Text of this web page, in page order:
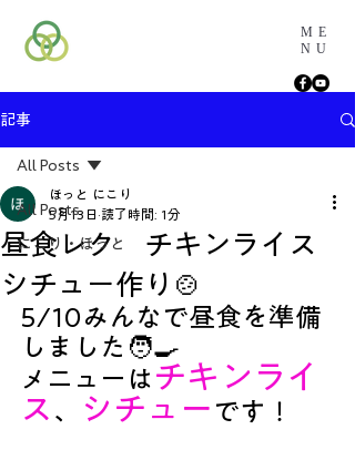
ME
NU
記事
All Posts
にこり・ほっと
All Posts
昼食レク チキンライス
シチュー作り🍲
ほっと にこり
5月13日 読了時間: 1分
5/10みんなで昼食を準備
しました🧑‍🍳
メニューは チキンライ
ス 、 シチュー です！